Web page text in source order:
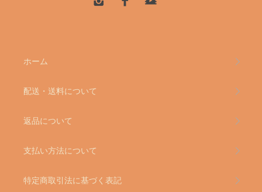
ホーム
配送・送料について
返品について
支払い方法について
特定商取引法に基づく表記